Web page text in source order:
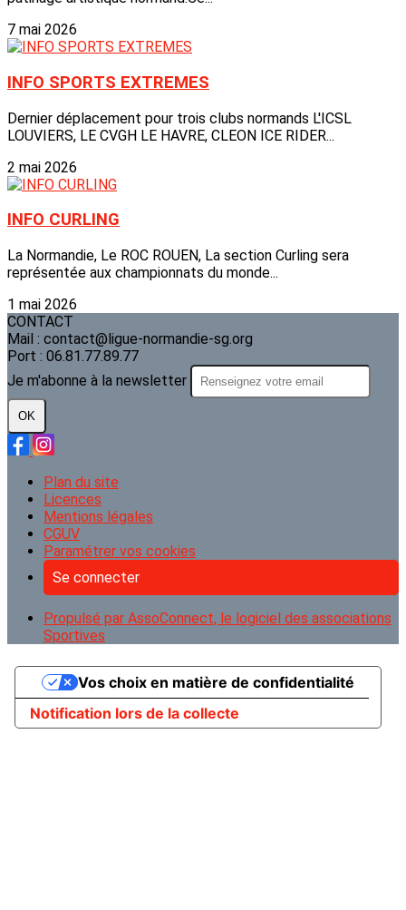
7 mai 2026
INFO SPORTS EXTREMES
Dernier déplacement pour trois clubs normands L'ICSL
LOUVIERS, LE CVGH LE HAVRE, CLEON ICE RIDER...
2 mai 2026
INFO CURLING
La Normandie, Le ROC ROUEN, La section Curling sera
représentée aux championnats du monde...
1 mai 2026
CONTACT
Mail : contact@ligue-normandie-sg.org
Port : 06.81.77.89.77
Je m'abonne à la newsletter
OK
Plan du site
Licences
Mentions légales
CGUV
Paramétrer vos cookies
Se connecter
Propulsé par AssoConnect, le logiciel des associations
Sportives
Notification lors de la collecte
Vos choix en matière de confidentialité